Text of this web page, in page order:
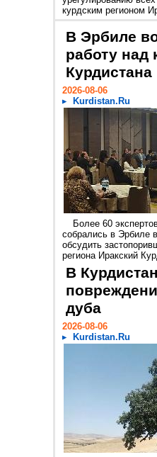
курдским регионом
В Эрбиле
работу над
Курдистана
2026-08-06
Kurdistan.Ru
Более 60
собрались в Эрбиле
обсудить
региона Иракский
В
дуба
2026-08-06
Kurdistan.Ru